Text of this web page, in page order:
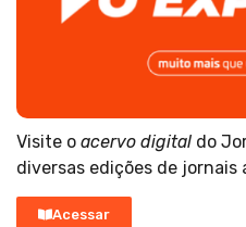
Visite o acervo digital do
diversas edições de jornais
Acessar